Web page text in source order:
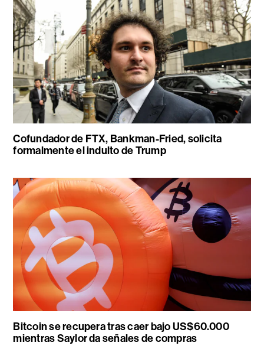
Cofundador de FTX, Bankman-Fried, solicita
formalmente el indulto de Trump
Bitcoin se recupera tras caer bajo US$60.000
mientras Saylor da señales de compras